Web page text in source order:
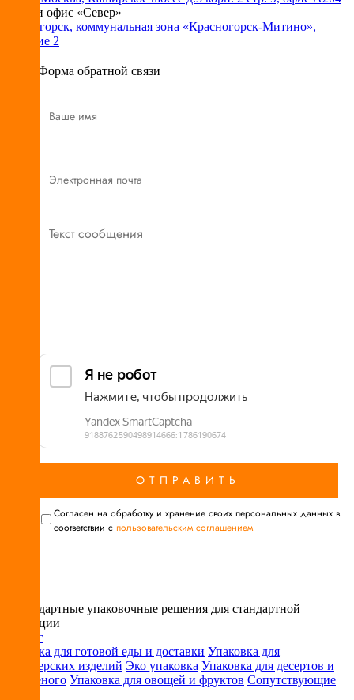
Склад и офис «Север»
Красногорск, коммунальная зона «Красногорск-Митино»,
владение 2
Форма обратной связи
Cогласен на обработку и хранение своих персональных данных в
соответствии с пользовательским соглашением
Нестандартные упаковочные решения для стандартной
продукции
Каталог
Упаковка для готовой еды и доставки Упаковка для
кондитерских изделий Эко упаковка Упаковка для десертов и
мороженого Упаковка для овощей и фруктов Сопутствующие